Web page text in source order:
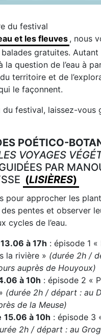
du festival
et les fleuves , nous
gratuites. Autant
la question de l’eau à
du territoire et de
le façonnent.
du festival, laissez-vous
POÉTICO-
VOYAGES
PAR
(LISIÈRES)
pour approcher les
pentes et observer
cycles de l’eau.
13.06 à 17h : épisode 1
la rivière » (durée 2h /
auprès de Houyoux)
à 10h : épisode 2 «
(durée 2h / départ : au
de la Meuse)
15.06 à 10h : épisode 3
2h / départ : au